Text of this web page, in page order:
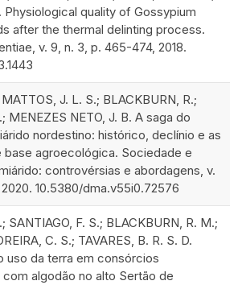
Physiological quality of Gossypium
after the thermal delinting process.
v. 9, n. 3, p. 465-474, 2018.
J. L. S.; BLACKBURN, R.;
MENEZES NETO, J. B. A saga do
nordestino: histórico, declínio e as
agroecológica. Sociedade e
controvérsias e abordagens, v.
10.5380/dma.v55i0.72576
SANTIAGO, F. S.; BLACKBURN, R. M.;
C. S.; TAVARES, B. R. S. D.
uso da terra em consórcios
algodão no alto Sertão de